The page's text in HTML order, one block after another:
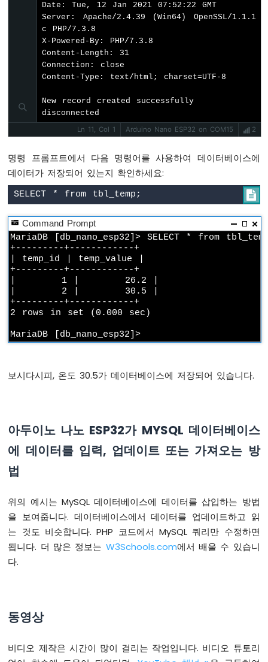
광
아
두
이
노
나
노
ESP32
-
LDR
모
듈
아
두
노
ESP32
서
아
두
나
노
ESP32
-
릴
레
이
노
Date: Tue, 12 Jan 2021 07:52:22 GMT
Server: Apache/2.4.39 (Win64) OpenSSL/1.1.1
c PHP/7.3.8
X-Powered-By: PHP/7.3.8
Content-Length: 31
Connection: close
Content-Type: text/html; charset=UTF-8
New record created successfully
disconnected
Ln 11, Col 1
Arduino Nano ESP32 on COM15 2
명령 프롬프트에서 다음 명령어를 사용하여 데이터베이스에
데이터가 저장되어 있는지 확인하세요:

Command Prompt
MariaDB [db_nano_esp32]> SELECT * from
+---------+------------+
| temp_id | temp_value |
+---------+------------+
|       1 |       26.2 |
|       2 |       30.5 |
+---------+------------+
2 rows in set (0.000 sec)
보시다시피, 온도 30.5가 데이터베이스에 저장되어 있습니다.
아두이노 나노 ESP32가 MYSQL 데이터베이스
에 데이터를 입력, 업데이트 또는 가져오는 방
법
위의 예시는 MySQL 데이터베이스에 데이터를 삽입하는 방법
을 보여줍니다. 데이터베이스에서 데이터를 업데이트하고 읽
는 것도 비슷합니다. PHP 코드에서 MySQL 쿼리만 수정하면
됩니다. 더 많은 정보는 W3Schools.com에서 배울 수 있습니
다.
동영상
비디오 제작은 시간이 많이 걸리는 작업입니다. 비디오 튜토리